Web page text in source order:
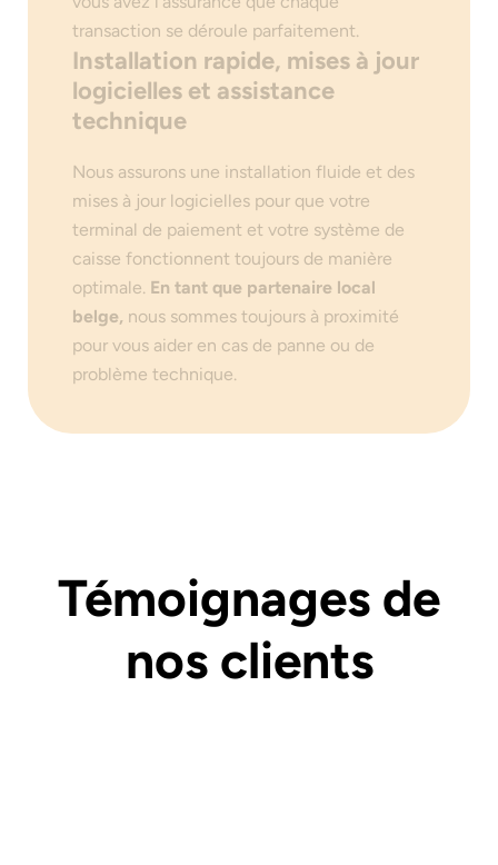
transaction se déroule parfaitement.
Installation rapide, mises à jour
logicielles et assistance
technique
Nous assurons une installation fluide et des
mises à jour logicielles pour que votre
terminal de paiement et votre système de
caisse fonctionnent toujours de manière
optimale. En tant que partenaire local
belge, nous sommes toujours à proximité
pour vous aider en cas de panne ou de
problème technique.
Témoignages de
nos clients